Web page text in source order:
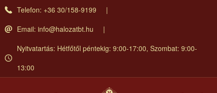
Ugrás
Telefon: +36 30/158-9199
Email: info@halozatbt.hu
Nyitvatartás: Hétfőtől péntekig: 9:00-17:00, Szombat: 9:00-
13:00